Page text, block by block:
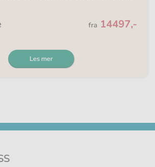
Fra
fra 14497,-
Les mer